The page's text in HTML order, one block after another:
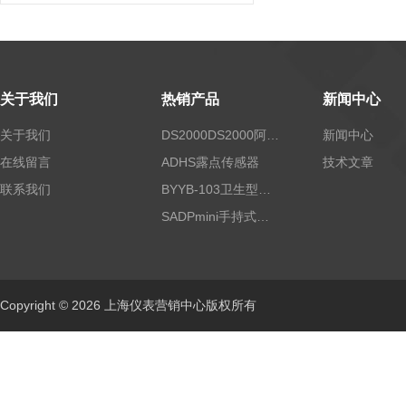
关于我们
关于我们
在线留言
联系我们
热销产品
ADHS露点传感器
新闻中心
新闻中心
技术文章
Copyright © 2026 上海仪表营销中心版权所有